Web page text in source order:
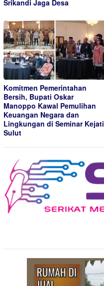
Srikandi Jaga Desa
Komitmen Pemerintahan
Bersih, Bupati Oskar
Manoppo Kawal Pemulihan
Keuangan Negara dan
Lingkungan di Seminar Kejati
Sulut